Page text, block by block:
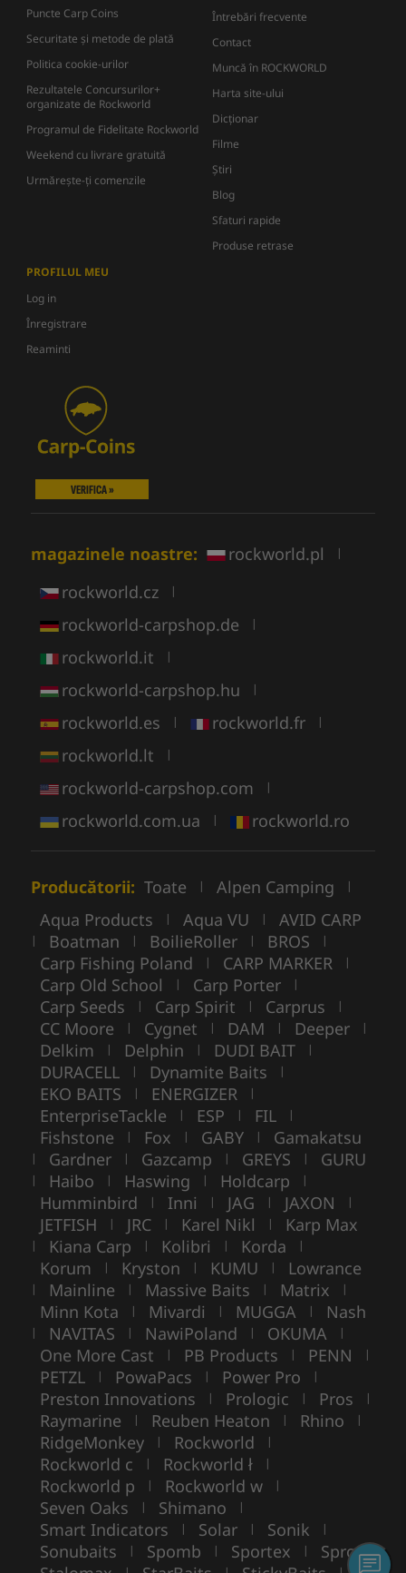
Puncte Carp Coins
Securitate și metode de plată
Politica cookie-urilor
Rezultatele Concursurilor+
organizate de Rockworld
Programul de Fidelitate Rockworld
Weekend cu livrare gratuită
Urmărește-ți comenzile
Întrebări frecvente
Contact
Muncă în ROCKWORLD
Harta site-ului
Dicţionar
Filme
Știri
Blog
Sfaturi rapide
Produse retrase
PROFILUL MEU
Log in
Înregistrare
Reaminti
VERIFICA »
magazinele noastre: rockworld.pl |
rockworld.cz |
rockworld-carpshop.de |
rockworld.it |
rockworld-carpshop.hu |
rockworld.es | rockworld.fr |
rockworld.lt |
rockworld-carpshop.com |
rockworld.com.ua | rockworld.ro
Producătorii: Toate | Alpen Camping |
Aqua Products | Aqua VU | AVID CARP
| Boatman | BoilieRoller | BROS |
Carp Fishing Poland | CARP MARKER |
Carp Old School | Carp Porter |
Carp Seeds | Carp Spirit | Carprus |
CC Moore | Cygnet | DAM | Deeper |
Delkim | Delphin | DUDI BAIT |
DURACELL | Dynamite Baits |
EKO BAITS | ENERGIZER |
EnterpriseTackle | ESP | FIL |
Fishstone | Fox | GABY | Gamakatsu
| Gardner | Gazcamp | GREYS | GURU
| Haibo | Haswing | Holdcarp |
Humminbird | Inni | JAG | JAXON |
JETFISH | JRC | Karel Nikl | Karp Max
| Kiana Carp | Kolibri | Korda |
Korum | Kryston | KUMU | Lowrance
| Mainline | Massive Baits | Matrix |
Minn Kota | Mivardi | MUGGA | Nash
| NAVITAS | NawiPoland | OKUMA |
One More Cast | PB Products | PENN |
PETZL | PowaPacs | Power Pro |
Preston Innovations | Prologic | Pros |
Raymarine | Reuben Heaton | Rhino |
RidgeMonkey | Rockworld |
Rockworld c | Rockworld ł |
Rockworld p | Rockworld w |
Seven Oaks | Shimano |
Smart Indicators | Solar | Sonik |
Sonubaits | Spomb | Sportex | Spro |